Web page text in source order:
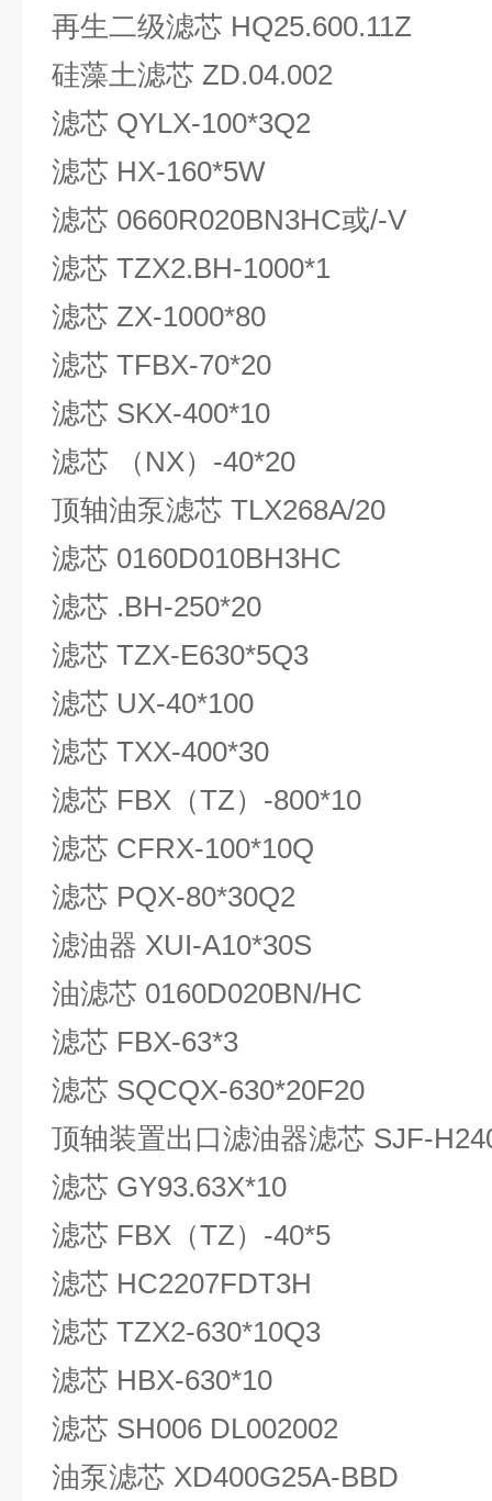
再生二级滤芯 HQ25.600.11Z
硅藻土滤芯 ZD.04.002
滤芯 QYLX-100*3Q2
滤芯 HX-160*5W
滤芯 0660R020BN3HC或/-V
滤芯 TZX2.BH-1000*1
滤芯 ZX-1000*80
滤芯 TFBX-70*20
滤芯 SKX-400*10
滤芯 （NX）-40*20
顶轴油泵滤芯 TLX268A/20
滤芯 0160D010BH3HC
滤芯 .BH-250*20
滤芯 TZX-E630*5Q3
滤芯 UX-40*100
滤芯 TXX-400*30
滤芯 FBX（TZ）-800*10
滤芯 CFRX-100*10Q
滤芯 PQX-80*30Q2
滤油器 XUI-A10*30S
油滤芯 0160D020BN/HC
滤芯 FBX-63*3
滤芯 SQCQX-630*20F20
顶轴装置出口滤油器滤芯 SJF-
滤芯 GY93.63X*10
滤芯 FBX（TZ）-40*5
滤芯 HC2207FDT3H
滤芯 TZX2-630*10Q3
滤芯 HBX-630*10
滤芯 SH006 DL002002
油泵滤芯 XD400G25A-BBD